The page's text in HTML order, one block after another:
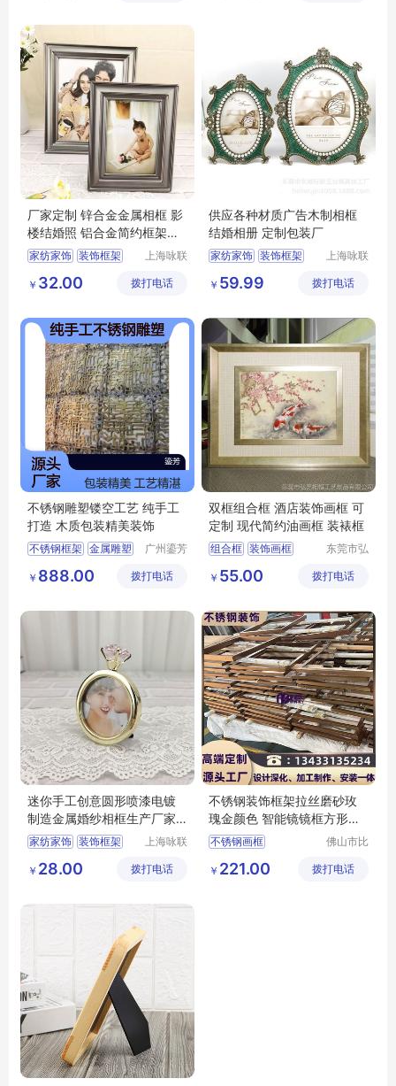
厂家定制 锌合金金属相框 影
楼结婚照 铝合金简约框架挂
墙
家纺家饰 装饰框架
上海咏联
公司
￥ 32.00 拨打电话
供应各种材质广告木制相框
结婚相册 定制包装厂
家纺家饰 装饰框架
上海咏联
公司
￥ 59.99 拨打电话
不锈钢雕塑镂空工艺 纯手工
打造 木质包装精美装饰
不锈钢框架 金属雕塑
广州鎏芳
限公司
￥ 888.00 拨打电话
双框组合框 酒店装饰画框 可
定制 现代简约油画框 装裱框
组合框 装饰画框
东莞市弘
艺制品有
￥ 55.00 拨打电话
迷你手工创意圆形喷漆电镀
制造金属婚纱相框生产厂家
销售批发
家纺家饰 装饰框架
上海咏联
公司
￥ 28.00 拨打电话
不锈钢装饰框架拉丝磨砂玫
瑰金颜色 智能镜镜框方形金
属画框定制
不锈钢画框
智能镜镜框
金属画框
佛山市比
程有限公
￥ 221.00 拨打电话